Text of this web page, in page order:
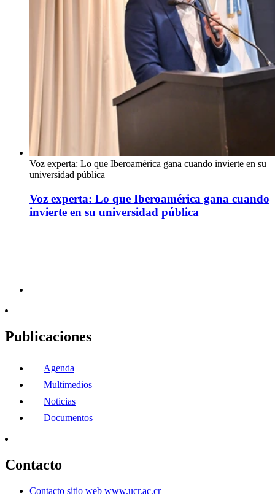
Voz experta: Lo que Iberoamérica gana cuando invierte en su
universidad pública
Voz experta: Lo que Iberoamérica gana cuando
invierte en su universidad pública
Publicaciones
Agenda
Multimedios
Noticias
Documentos
Contacto
Contacto sitio web www.ucr.ac.cr